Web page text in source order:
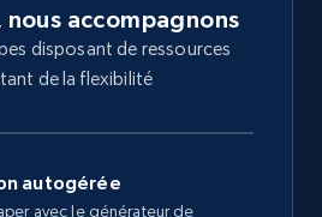
accompagnons
disposant de ressources
de la flexibilité
autogérée
avec le générateur de